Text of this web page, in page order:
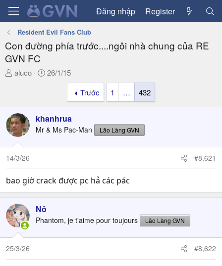
Đăng nhập Register
Resident Evil Fans Club
Con đường phía trước....ngôi nhà chung của RE
GVN FC
T
a
d
s
t
a
e
aluco
N
ử
i
26/1/15
Trước
1 … 432
khanhrua
Mr & Ms Pac-Man Lão Làng GVN
14/3/26 #8,621
bao giờ crack được pc hả các pác
Nô
Phantom, je t'aime pour toujours Lão Làng GVN
25/3/26 #8,622